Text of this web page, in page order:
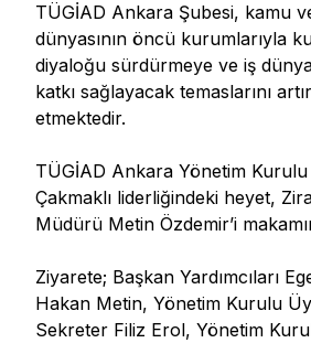
TÜGİAD Ankara Şubesi, kamu
dünyasının öncü kurumlarıyla
diyaloğu sürdürmeye ve iş
katkı sağlayacak temaslarını
etmektedir.
TÜGİAD Ankara Yönetim Kurulu
Çakmaklı liderliğindeki heyet,
Müdürü Metin Özdemir’i
Ziyarete; Başkan Yardımcıları
Hakan Metin, Yönetim Kurulu
Sekreter Filiz Erol, Yönetim